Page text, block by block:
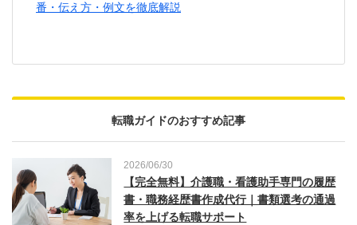
番・伝え方・例文を徹底解説
転職ガイドのおすすめ記事
2026/06/30
【完全無料】介護職・看護助手専門の履歴
書・職務経歴書作成代行｜書類選考の通過
率を上げる転職サポート